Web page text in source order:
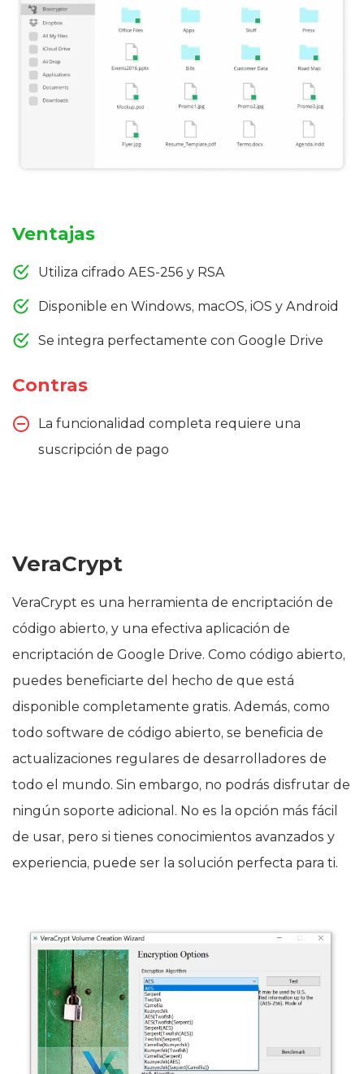
Ventajas
Utiliza cifrado AES-256 y RSA
Disponible en Windows, macOS, iOS y Android
Se integra perfectamente con Google Drive
Contras
La funcionalidad completa requiere una
suscripción de pago
VeraCrypt
VeraCrypt es una herramienta de encriptación de
código abierto, y una efectiva aplicación de
encriptación de Google Drive. Como código abierto,
puedes beneficiarte del hecho de que está
disponible completamente gratis. Además, como
todo software de código abierto, se beneficia de
actualizaciones regulares de desarrolladores de
todo el mundo. Sin embargo, no podrás disfrutar de
ningún soporte adicional. No es la opción más fácil
de usar, pero si tienes conocimientos avanzados y
experiencia, puede ser la solución perfecta para ti.